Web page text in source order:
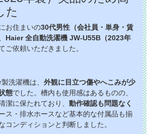
た
お住まいの30代男性（会社員・単身・賃
Haier 全自動洗濯機 JW-U55B（2023年
ご依頼いただきました。
洗濯機は、 外観に目立つ傷やへこみが少
態でした。槽内も使用感はあるものの、
潔に保たれており、 動作確認も問題なく
ス・排水ホースなど基本的な付属品も揃
コンディションと判断しました。